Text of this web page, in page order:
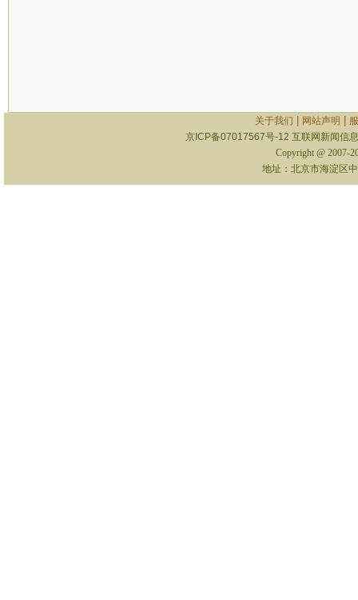
关于我们 网站声明
京ICP备07017567号-12 互联网新闻信
Copyright @ 2007-
地址：北京市海淀区